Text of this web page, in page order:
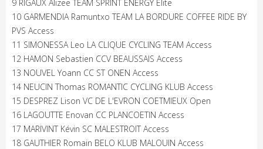
9 RIGAUX Alizee TEAM SPRINT ENERGY Elite
10 GARMENDIA Ramuntxo TEAM LA BORDURE COFFEE RIDE BY
PVS Access
11 SIMONESSA Leo LA CLIQUE CYCLING TEAM Access
12 HAMON Sebastien CCV BEAUSSAIS Access
13 NOUVEL Yoann CC ST ONEN Access
14 NEUCIN Thomas ROMANTIC CYCLING KLUB Access
15 DESPREZ Lison VC DE L'EVRON COETMIEUX Open
16 LAGOUTTE Enovan CC PLANCOETIN Access
17 MARIVINT Kévin SC MALESTROIT Access
18 GAUTHIER Romain BELO KLUB MALOUIN Access